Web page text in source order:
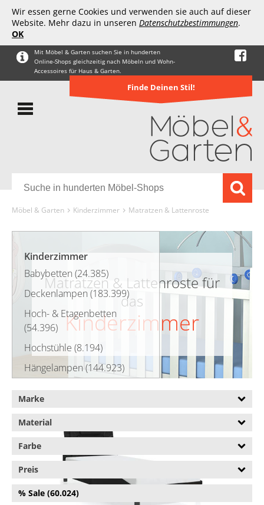
Wir essen gerne Cookies und verwenden sie auch auf dieser
Website. Mehr dazu in unseren Datenschutzbestimmungen.
OK
Mit Möbel & Garten suchen Sie in hunderten
Online-Shops gleichzeitig nach Möbeln und Wohn-
Accessoires für Haus & Garten.
Finde Deinen Stil!
Möbel & Garten Kinderzimmer Matratzen & Lattenroste
Kinderzimmer
Babybetten (24.385)
Deckenlampen (183.399)
Hoch- & Etagenbetten
(54.396)
Hochstühle (8.194)
Hängelampen (144.923)
(131.984)
Kinderstühle (3.711)
Kindertische (9.147)
Matratzen & Lattenroste
(1.218.704)
Allergikermatratzen (1.340)
Matratzen & Lattenroste für
das
Kinderzimmer
Marke
Material
Farbe
Preis
% Sale (60.024)